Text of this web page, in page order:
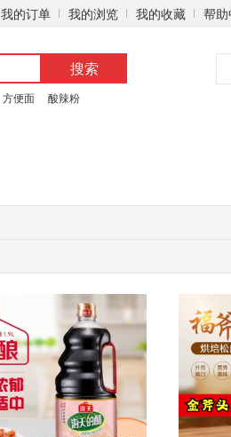
我的订单 我的浏览 我的收藏 帮
搜索
方便面
酸辣粉